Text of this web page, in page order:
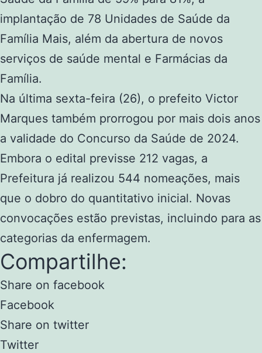
implantação de 78 Unidades de Saúde da
Família Mais, além da abertura de novos
serviços de saúde mental e Farmácias da
Família.
Na última sexta-feira (26), o prefeito Victor
Marques também prorrogou por mais dois anos
a validade do Concurso da Saúde de 2024.
Embora o edital previsse 212 vagas, a
Prefeitura já realizou 544 nomeações, mais
que o dobro do quantitativo inicial. Novas
convocações estão previstas, incluindo para as
categorias da enfermagem.
Compartilhe:
Share on facebook
Facebook
Share on twitter
Twitter